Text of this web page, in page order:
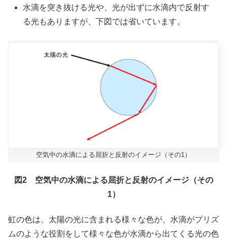
水滴を突き抜ける光や、光が出ずに水滴内で反射す
る光もありますが、下図では省いています。
空気中の水滴による屈折と反射のイメージ（その1）
図2 空気中の水滴による屈折と反射のイメージ（その
1）
虹の色は、太陽の光に含まれる様々な色が、水滴がプリズ
ムのような役割をして様々な色が水滴から出てくる光の色